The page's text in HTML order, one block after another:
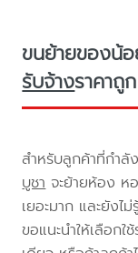
ขนย้ายของน้อ
รับจ้างราคาถู
สำหรับลูกค้าที่กำลั
บูชา จะย้ายห้อง ห
เยอะมาก และยังไ
ขอแนะนำให้เลือก